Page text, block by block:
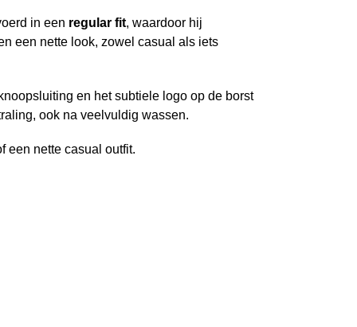
in een regular fit, waardoor hij
een nette look, zowel casual als iets
en het subtiele logo op de borst
ook na veelvuldig wassen.
een nette casual outfit.